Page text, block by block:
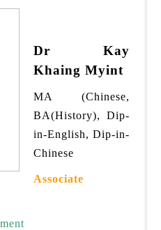
Dr Kay
Khaing Myint
MA (Chinese,
BA(History), Dip-
in-English, Dip-in-
Chinese
Associate